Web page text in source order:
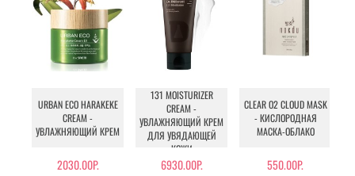
URBAN ECO HARAKEKE
CREAM -
УВЛАЖНЯЮЩИЙ КРЕМ
2030.00Р.
131 MOISTURIZER
CREAM -
УВЛАЖНЯЮЩИЙ КРЕМ
ДЛЯ УВЯДАЮЩЕЙ
КОЖИ
6930.00Р.
CLEAR O2 CLOUD MASK
- КИСЛОРОДНАЯ
МАСКА-ОБЛАКО
550.00Р.